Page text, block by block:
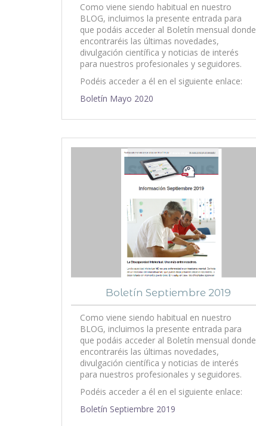
Como viene siendo habitual en nuestro
BLOG, incluimos la presente entrada para
que podáis acceder al Boletín mensual donde
encontraréis las últimas novedades,
divulgación científica y noticias de interés
para nuestros profesionales y seguidores.
Podéis acceder a él en el siguiente enlace:
Boletín Mayo 2020
Boletín Septiembre 2019
Como viene siendo habitual en nuestro
BLOG, incluimos la presente entrada para
que podáis acceder al Boletín mensual donde
encontraréis las últimas novedades,
divulgación científica y noticias de interés
para nuestros profesionales y seguidores.
Podéis acceder a él en el siguiente enlace:
Boletín Septiembre 2019